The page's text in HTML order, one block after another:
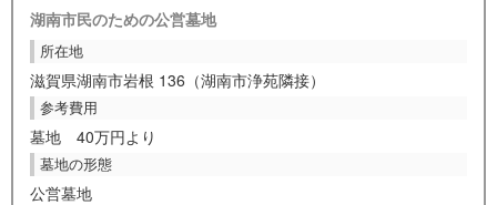
湖南市民のための公営墓地
所在地
滋賀県湖南市岩根 136（湖南市浄苑隣接）
参考費用
墓地 40万円より
墓地の形態
公営墓地